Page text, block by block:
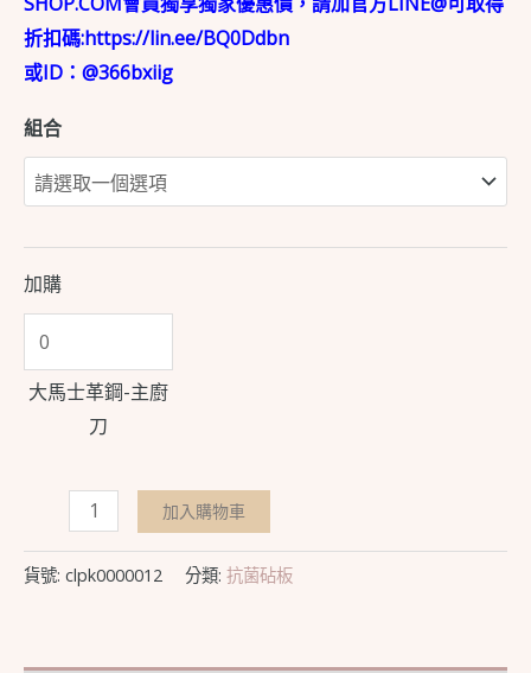
折扣碼:https://lin.ee/BQ0Ddbn
或ID：@366bxiig
組合
加購
大馬士革鋼-主廚
刀
加入購物車
貨號: clpk0000012 分類: 抗菌砧板